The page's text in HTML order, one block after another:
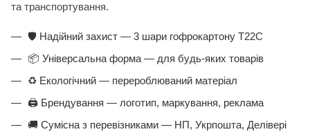
та транспортування.
🛡️ Надійний захист — 3 шари гофрокартону Т22С
📦 Універсальна форма — для будь-яких товарів
♻️ Екологічний — перероблюваний матеріал
🖨️ Брендування — логотип, маркування, реклама
🚚 Сумісна з перевізниками — НП, Укрпошта, Делівері